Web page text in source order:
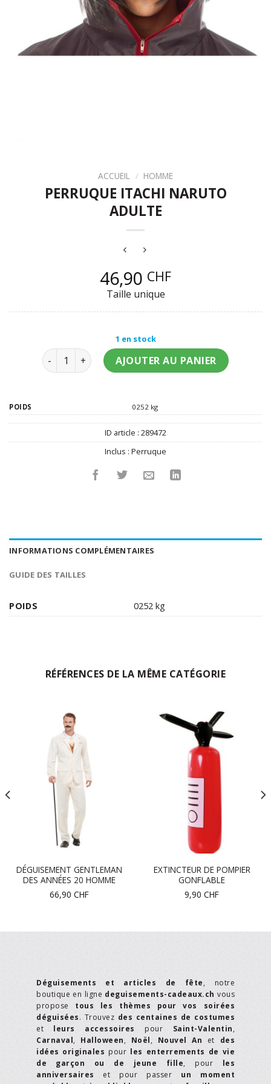
ACCUEIL / HOMME
PERRUQUE ITACHI NARUTO
ADULTE
46,90 CHF
Taille unique
1 en stock
quantité de Perruque Itachi Naruto adulte
AJOUTER AU PANIER
POIDS 0252 kg
ID article : 289472
Inclus : Perruque
INFORMATIONS COMPLÉMENTAIRES
GUIDE DES TAILLES
POIDS 0252 kg
RÉFÉRENCES DE LA MÊME CATÉGORIE
DÉGUISEMENT GENTLEMAN
DES ANNÉES 20 HOMME
66,90 CHF
EXTINCTEUR DE POMPIER
GONFLABLE
9,90 CHF
Déguisements et articles de fête, notre
boutique en ligne deguisements-cadeaux.ch vous
propose tous les thèmes pour vos soirées
déguisées. Trouvez des centaines de costumes
et leurs accessoires pour Saint-Valentin,
Carnaval, Halloween, Noël, Nouvel An et des
idées originales pour les enterrements de vie
de garçon ou de jeune fille, pour les
anniversaires et pour passer un moment